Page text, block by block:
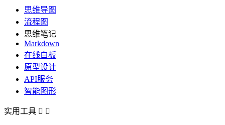
思维导图
流程图
思维笔记
Markdown
在线白板
原型设计
API服务
智能图形
实用工具  